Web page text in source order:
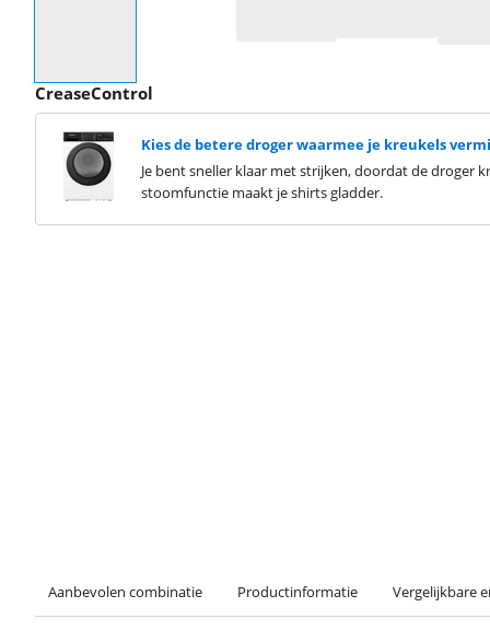
CreaseControl
Kies de betere droger waarmee je kreukels
Je bent sneller klaar met strijken, doordat de droger
stoomfunctie maakt je shirts gladder.
Aanbevolen combinatie Productinformatie Vergelijkbare